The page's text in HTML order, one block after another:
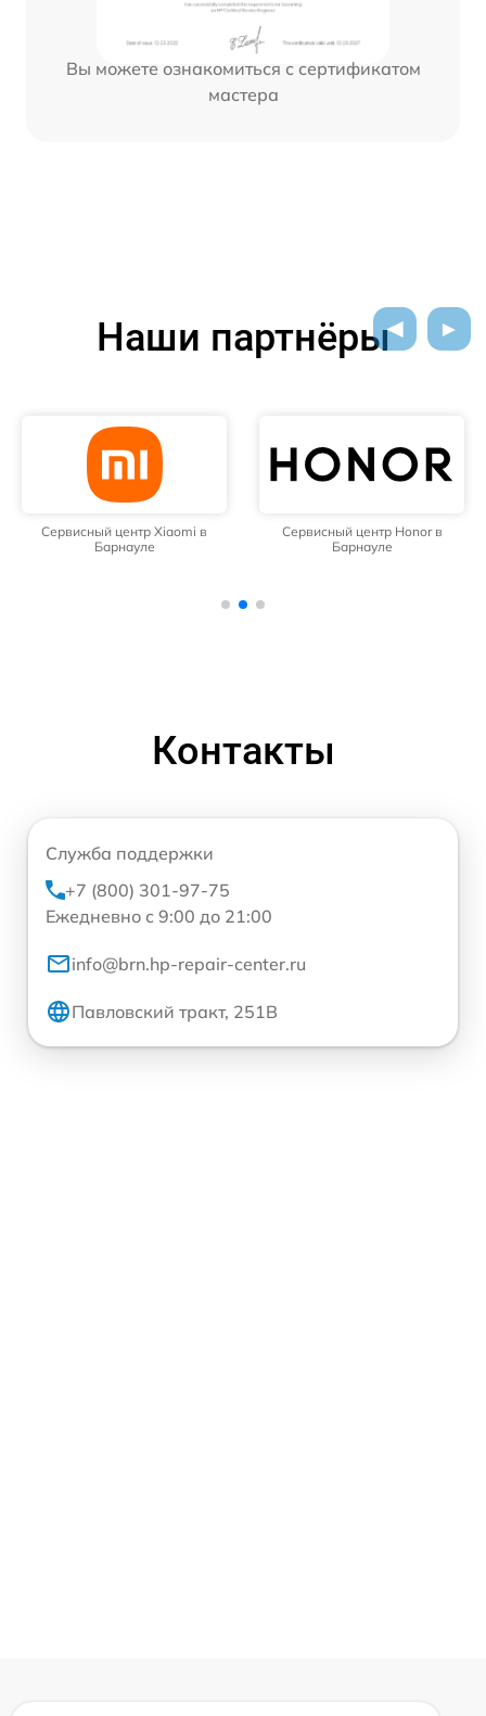
Вы можете ознакомиться с сертификатом
мастера
Наши партнёры
Сервисный центр Xiaomi в
Барнауле
Сервисный центр Honor в
Барнауле
Контакты
Служба поддержки
+7 (800) 301-97-75
Ежедневно с 9:00 до 21:00
info@brn.hp-repair-center.ru
Павловский тракт, 251В